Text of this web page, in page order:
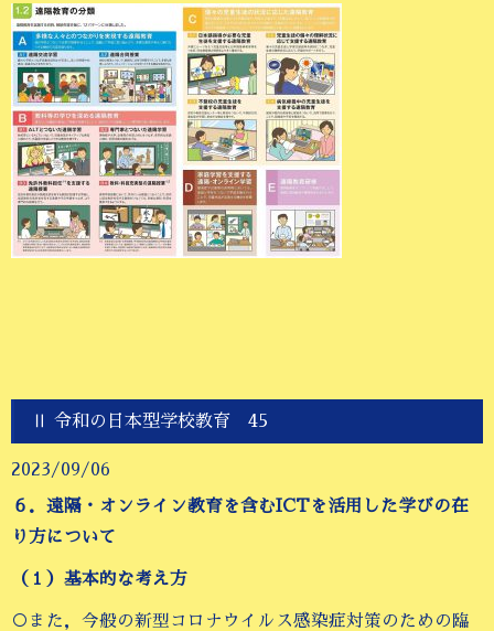
Ⅱ 令和の日本型学校教育 45
2023/09/06
６．遠隔・オンライン教育を含むICTを活用した学びの在
り方について
（１）基本的な考え方
○また，今般の新型コロナウイルス感染症対策のための臨